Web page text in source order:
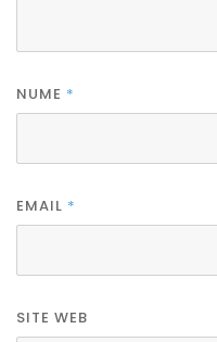
NUME *
EMAIL *
SITE WEB